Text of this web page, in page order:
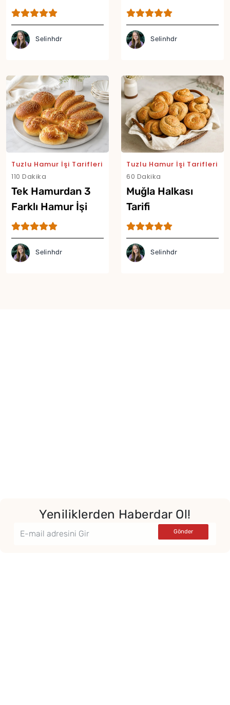
Tarifi
Selinhdr
Tarifi
Selinhdr
Tuzlu Hamur İşi Tarifleri
110 Dakika
Tek Hamurdan 3
Farklı Hamur İşi
Tarifi
Selinhdr
Tuzlu Hamur İşi Tarifleri
60 Dakika
Muğla Halkası
Tarifi
Selinhdr
Yeniliklerden Haberdar Ol!